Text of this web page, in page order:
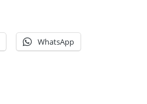
WhatsApp